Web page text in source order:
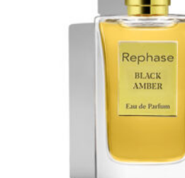
De Santis Alvarez
Precious Walls
Vittorio Martini
Belisario
La Pasta di Camerino
Distilleria Varnelli